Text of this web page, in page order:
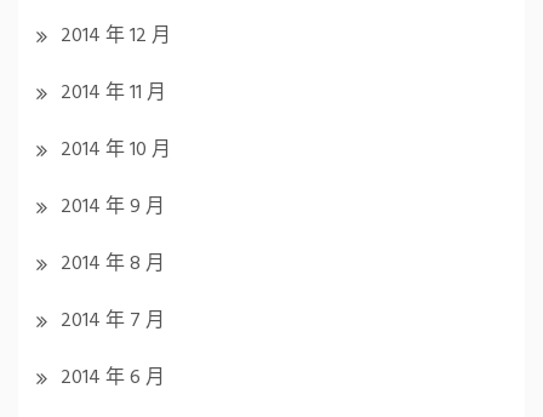
2014 年 12 月
2014 年 11 月
2014 年 10 月
2014 年 9 月
2014 年 8 月
2014 年 7 月
2014 年 6 月